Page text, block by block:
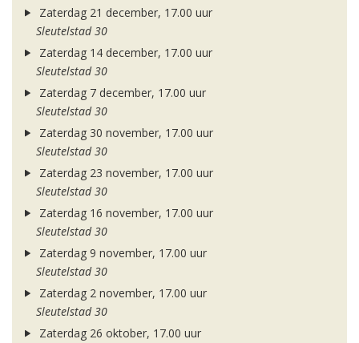
Zaterdag 21 december, 17.00 uur
Sleutelstad 30
Zaterdag 14 december, 17.00 uur
Sleutelstad 30
Zaterdag 7 december, 17.00 uur
Sleutelstad 30
Zaterdag 30 november, 17.00 uur
Sleutelstad 30
Zaterdag 23 november, 17.00 uur
Sleutelstad 30
Zaterdag 16 november, 17.00 uur
Sleutelstad 30
Zaterdag 9 november, 17.00 uur
Sleutelstad 30
Zaterdag 2 november, 17.00 uur
Sleutelstad 30
Zaterdag 26 oktober, 17.00 uur